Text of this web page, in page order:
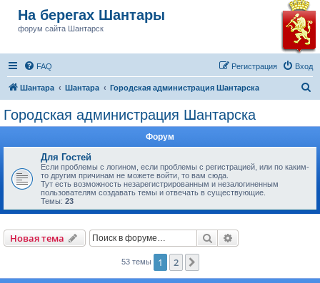
На берегах Шантары
форум сайта Шантарск
FAQ Вход
Регистрация
Шантара Шантара Городская администрация Шантарска
Городская администрация Шантарска
Форум
Для Гостей
Если проблемы с логином, если проблемы с регистрацией, или по каким-
то другим причинам не можете войти, то вам сюда.
Тут есть возможность незарегистрированным и незалогиненным
пользователям создавать темы и отвечать в существующие.
Темы: 23
Новая тема Поиск
53 темы 1 2